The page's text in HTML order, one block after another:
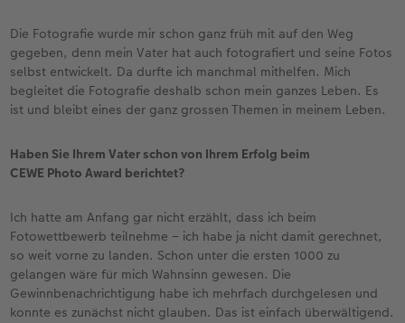
Die Fotografie wurde mir schon ganz früh mit auf den Weg
gegeben, denn mein Vater hat auch fotografiert und seine Fotos
selbst entwickelt. Da durfte ich manchmal mithelfen. Mich
begleitet die Fotografie deshalb schon mein ganzes Leben. Es
ist und bleibt eines der ganz grossen Themen in meinem Leben.
Haben Sie Ihrem Vater schon von Ihrem Erfolg beim
CEWE Photo Award berichtet?
Ich hatte am Anfang gar nicht erzählt, dass ich beim
Fotowettbewerb teilnehme – ich habe ja nicht damit gerechnet,
so weit vorne zu landen. Schon unter die ersten 1000 zu
gelangen wäre für mich Wahnsinn gewesen. Die
Gewinnbenachrichtigung habe ich mehrfach durchgelesen und
konnte es zunächst nicht glauben. Das ist einfach überwältigend.